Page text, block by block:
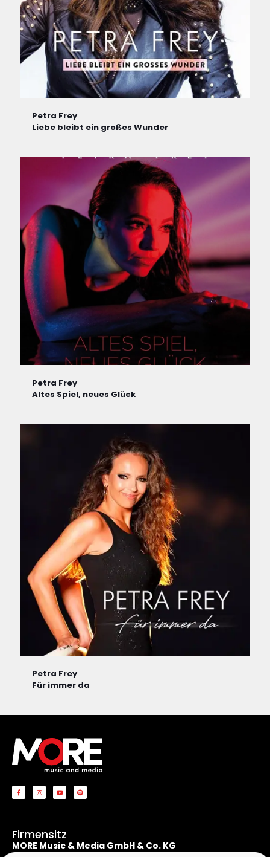
Petra Frey
Liebe bleibt ein großes Wunder
Petra Frey
Altes Spiel, neues Glück
Petra Frey
Für immer da
Firmensitz
MORE Music & Media GmbH & Co. KG